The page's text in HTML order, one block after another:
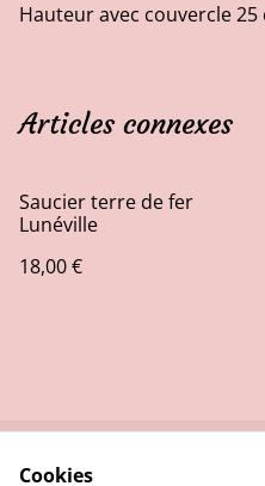
Hauteur avec couvercle 25
Articles connexes
Saucier terre de fer
Lunéville
18,00 €
Cookies